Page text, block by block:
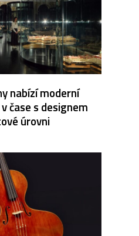
nabízí moderní
čase s designem
úrovni